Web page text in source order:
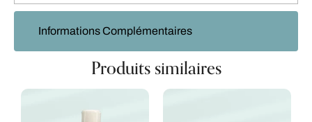
Informations Complémentaires
Produits similaires